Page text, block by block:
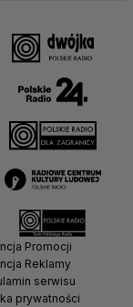
Promocji
Reklamy
serwisu
prywatności